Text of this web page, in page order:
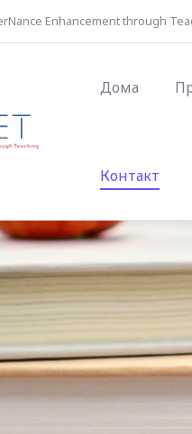
Enhancement through
Дома
Контакт